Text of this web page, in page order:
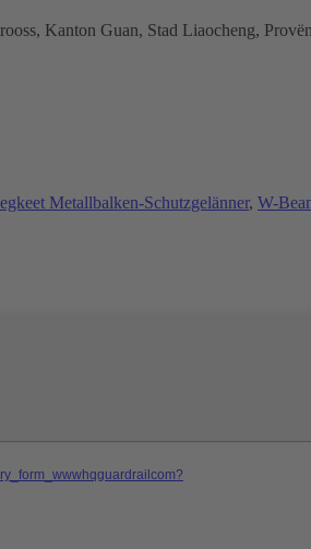
Kanton Guan, Stad Liaocheng,
Metallbalken-Schutzgelänner, W-